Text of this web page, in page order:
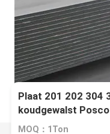
Plaat 201 202 304
koudgewalst
MOQ：1Ton